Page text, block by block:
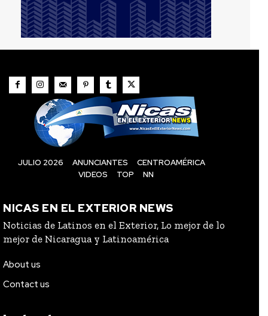
JULIO 2026 ANUNCIANTES
CENTROAMÉRICA
VIDEOS
TOP NN
NICAS EN EL EXTERIOR NEWS
Noticias de Latinos en el Exterior, Lo mejor de lo
mejor de Nicaragua y Latinoamérica
About us
Contact us